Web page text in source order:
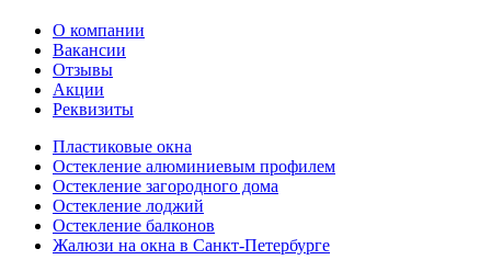
О компании
Вакансии
Отзывы
Акции
Реквизиты
Пластиковые окна
Остекление алюминиевым профилем
Остекление загородного дома
Остекление лоджий
Остекление балконов
Жалюзи на окна в Санкт-Петербурге